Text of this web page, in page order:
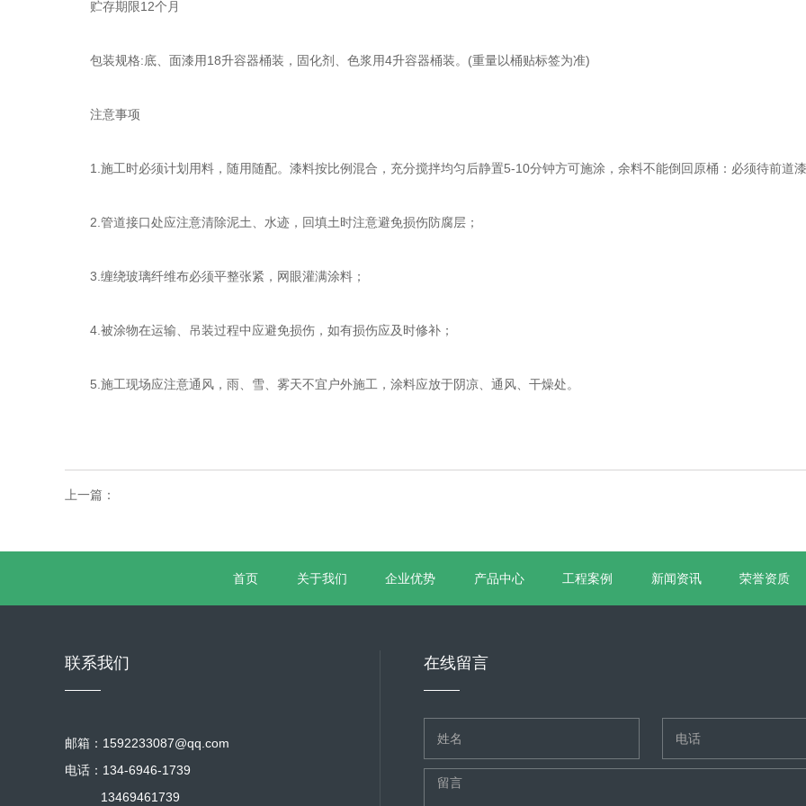
贮存期限12个月
包装规格:底、面漆用18升容器桶装，固化剂、色浆用4升容器桶装。(重量以桶贴标签为准)
注意事项
1.施工时必须计划用料，随用随配。漆料按比例混合，充分搅拌均匀后静置5-10分钟方可施涂，余料不能倒回原桶：必须待前道漆
2.管道接口处应注意清除泥土、水迹，回填土时注意避免损伤防腐层；
3.缠绕玻璃纤维布必须平整张紧，网眼灌满涂料；
4.被涂物在运输、吊装过程中应避免损伤，如有损伤应及时修补；
5.施工现场应注意通风，雨、雪、雾天不宜户外施工，涂料应放于阴凉、通风、干燥处。
上一篇：
首页 关于我们 企业优势 产品中心 工程案例 新闻资讯 荣誉资质
联系我们
邮箱：1592233087@qq.com
电话：134-6946-1739
13469461739
在线留言